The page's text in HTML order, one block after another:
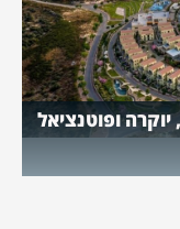
ופוטנציאל